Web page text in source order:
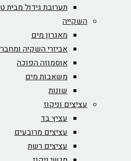
תערובת גידול מבית
השקייה
מאגרון מים
אביזרי השקיה
אוסמוזה הפוכה
משאבות מים
שונות
עציצים וניקוז
עציץ בד
עציצים מרובעים
עציצים רשת